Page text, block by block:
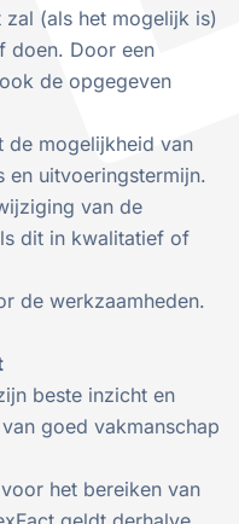
(als het mogelijk is)
doen. Door een
de opgegeven
de mogelijkheid van
uitvoeringstermijn.
van de
dit in kwalitatief of
de werkzaamheden.
beste inzicht en
goed vakmanschap
het bereiken van